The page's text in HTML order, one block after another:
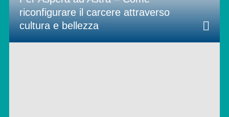
riconfigurare il carcere attraverso
cultura e bellezza